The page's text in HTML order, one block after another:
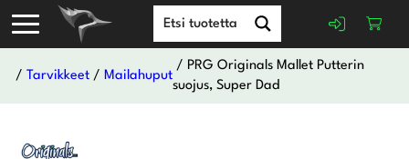
/ Tarvikkeet /Mailahuput
/ PRG Originals Mallet Putterin
suojus, Super Dad